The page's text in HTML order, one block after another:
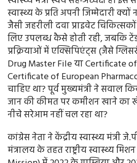
स्वास्थ्य के प्रति अपनी जिम्मेदारी क्यों
जैसी जहरीली दवा प्राइवेट
लिए उपलब्ध कैसे होती रही, जबकि
प्रक्रियाओं में एक्सिपिएंट्स (जैसे
Drug Master File या Certificate
Certificate of European
चाहिए था? पूर्व मुख्यमंत्री ने सवाल
जान की कीमत पर कमीशन खाने
नीचे सरेआम नहीं चल रहा था?
कांग्रेस नेता ने केंद्रीय स्वास्थ्य मंत्री
मंत्रालय के तहत राष्ट्रीय स्वास्थ्य